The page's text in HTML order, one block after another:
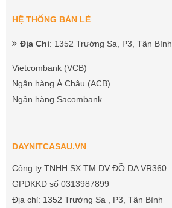
HỆ THỐNG BÁN LẺ
Địa Chỉ: 1352 Trường Sa, P3, Tân Bình
Vietcombank (VCB)
Ngân hàng Á Châu (ACB)
Ngân hàng Sacombank
DAYNITCASAU.VN
Công ty TNHH SX TM DV ĐỒ DA VR360
GPDKKD số 0313987899
Địa chỉ: 1352 Trường Sa , P3, Tân Bình